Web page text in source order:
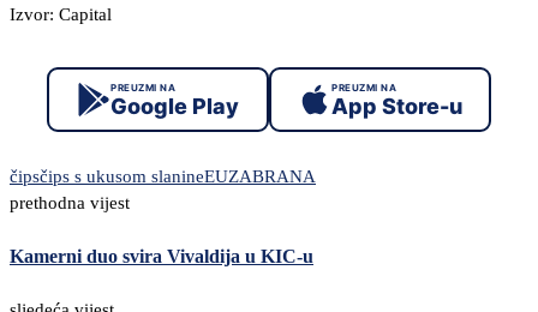
Izvor: Capital
PREUZMI NA
Google Play
PREUZMI NA
App Store-u
čipsčips s ukusom slanineEUZABRANA
prethodna vijest
Kamerni duo svira Vivaldija u KIC-u